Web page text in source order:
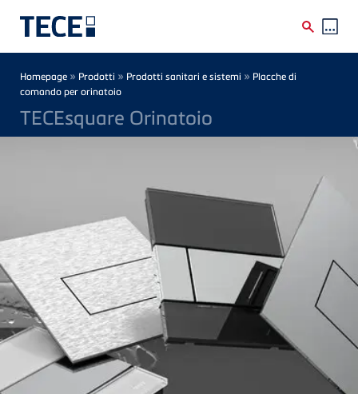
Breadcrumb
Homepage » Prodotti » Prodotti sanitari e sistemi » Placche di
comando per orinatoio
TECEsquare Orinatoio